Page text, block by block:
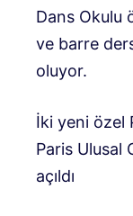
Dans Okulu
ve barre
oluyor.
İki yeni özel
Paris Ulusal
açıldı